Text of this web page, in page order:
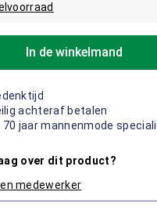
In de winkelmand
achteraf betalen
70 jaar mannenmode
over dit product?
medewerker